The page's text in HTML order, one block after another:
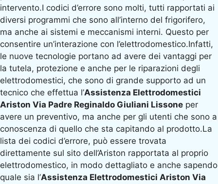
intervento.I codici d’errore sono molti, tutti rapportati ai
diversi programmi che sono all’interno del frigorifero,
ma anche ai sistemi e meccanismi interni. Questo per
consentire un’interazione con l’elettrodomestico.Infatti,
le nuove tecnologie portano ad avere dei vantaggi per
la tutela, protezione e anche per le riparazioni degli
elettrodomestici, che sono di grande supporto ad un
tecnico che effettua l’Assistenza Elettrodomestici
Ariston Via Padre Reginaldo Giuliani Lissone per
avere un preventivo, ma anche per gli utenti che sono a
conoscenza di quello che sta capitando al prodotto.La
lista dei codici d’errore, può essere trovata
direttamente sul sito dell’Ariston rapportata al proprio
elettrodomestico, in modo dettagliato e anche sapendo
quale sia l’Assistenza Elettrodomestici Ariston Via